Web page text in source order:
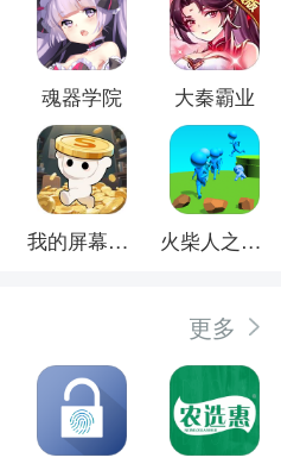
魂器学院 大秦霸业
我的屏幕在喷钱 火柴人之觉醒年代
更多